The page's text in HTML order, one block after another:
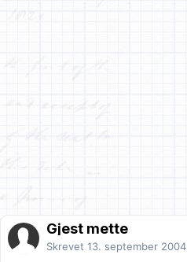
Gjest mette
Skrevet 13. september 2004